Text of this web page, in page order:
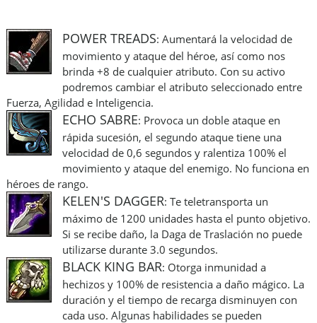
POWER TREADS: Aumentará la velocidad de
movimiento y ataque del héroe, así como nos
brinda +8 de cualquier atributo. Con su activo
podremos cambiar el atributo seleccionado entre
Fuerza, Agilidad e Inteligencia.
ECHO SABRE: Provoca un doble ataque en
rápida sucesión, el segundo ataque tiene una
velocidad de 0,6 segundos y ralentiza 100% el
movimiento y ataque del enemigo. No funciona en
héroes de rango.
KELEN'S DAGGER: Te teletransporta un
máximo de 1200 unidades hasta el punto objetivo.
Si se recibe daño, la Daga de Traslación no puede
utilizarse durante 3.0 segundos.
BLACK KING BAR: Otorga inmunidad a
hechizos y 100% de resistencia a daño mágico. La
duración y el tiempo de recarga disminuyen con
cada uso. Algunas habilidades se pueden